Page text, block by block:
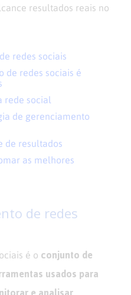
resultados reais no
redes sociais
de redes sociais é
rede social
de gerenciamento
de resultados
as melhores
de redes
é o conjunto de
usados para
e analisar